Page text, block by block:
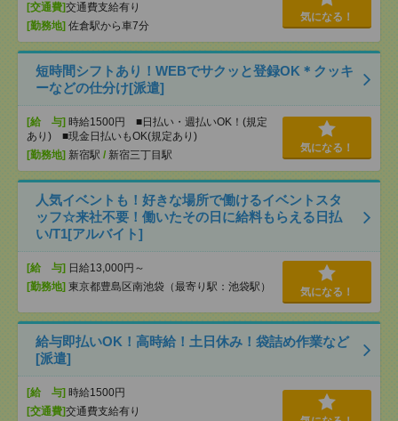
[交通費]交通費支給有り
[勤務地] 佐倉駅から車7分
気になる！
短時間シフトあり！WEBでサクッと登録OK＊クッキ
ーなどの仕分け[派遣]
[給 与] 時給1500円 ■日払い・週払いOK！(規定
あり) ■現金日払いもOK(規定あり)
[勤務地] 新宿駅 / 新宿三丁目駅
気になる！
人気イベントも！好きな場所で働けるイベントスタ
ッフ☆来社不要！働いたその日に給料もらえる日払
い/T1[アルバイト]
[給 与] 日給13,000円～
[勤務地] 東京都豊島区南池袋（最寄り駅：池袋駅） 気になる！
給与即払いOK！高時給！土日休み！袋詰め作業など
[派遣]
[給 与] 時給1500円
[交通費]交通費支給有り